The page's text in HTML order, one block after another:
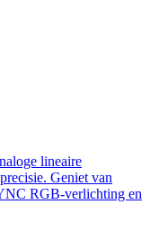
lineaire
Geniet van
RGB-verlichting en